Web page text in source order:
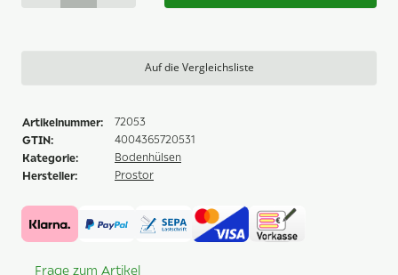
Auf die Vergleichsliste
Artikelnummer: 72053
GTIN: 4004365720531
Kategorie: Bodenhülsen
Hersteller: Prostor
Frage zum Artikel